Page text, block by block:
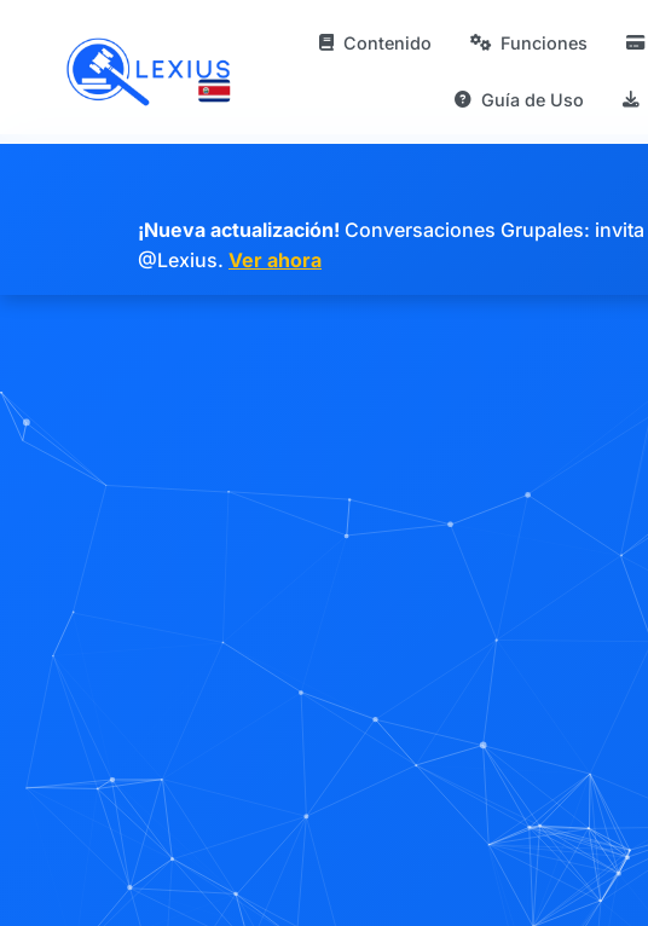
Contenido Funciones
Guía de Uso
¡Nueva actualización! Conversaciones Grupales:
@Lexius. Ver ahora